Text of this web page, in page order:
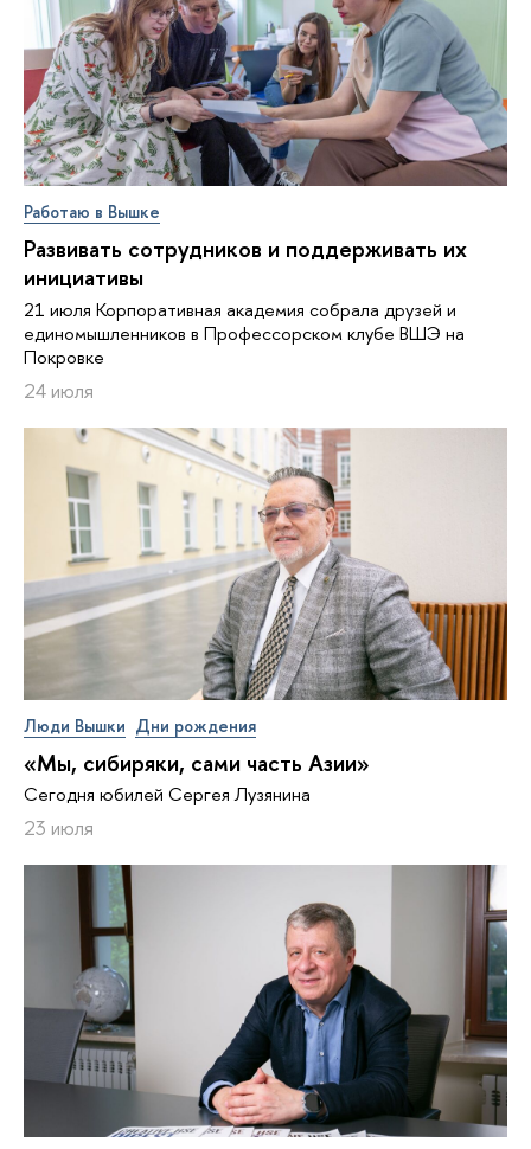
Работаю в Вышке
Развивать сотрудников и поддерживать их
инициативы
21 июля Корпоративная академия собрала друзей и
единомышленников в Профессорском клубе ВШЭ на
Покровке
24 июля
Люди Вышки Дни рождения
«Мы, сибиряки, сами часть Азии»
Сегодня юбилей Сергея Лузянина
23 июля